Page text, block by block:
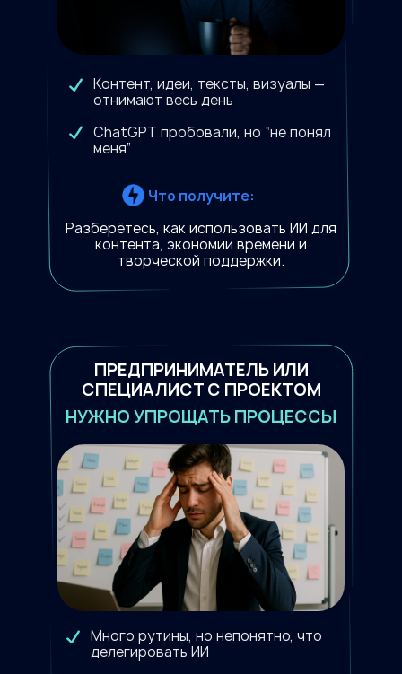
Контент, идеи, тексты, визуалы —
отнимают весь день
ChatGPT пробовали, но “не понял
меня”
Что получите:
Разберётесь, как использовать ИИ для
контента, экономии времени и
творческой поддержки.
Много рутины, но непонятно, что
делегировать ИИ
НУЖНО УПРОЩАТЬ ПРОЦЕССЫ
ПРЕДПРИНИМАТЕЛЬ ИЛИ
СПЕЦИАЛИСТ С ПРОЕКТОМ